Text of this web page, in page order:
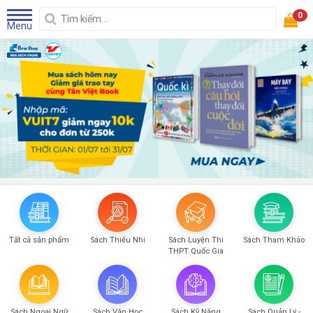
Menu
0
Tất cả sản phẩm Sách Thiếu Nhi
Sách Luyện Thi
THPT Quốc Gia
Sách Tham Khảo